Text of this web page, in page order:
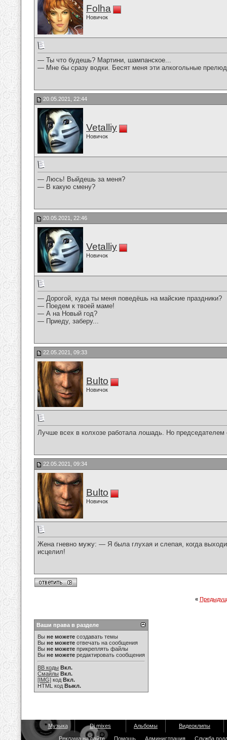
Folha
Новичок
— Ты что будешь? Мартини, шампанское...
— Мне бы сразу водки. Бесят меня эти алкогольные
20.05.2021, 22:44
Vetalliy
Новичок
— Люсь! Выйдешь за меня?
— В какую смену?
20.05.2021, 22:46
Vetalliy
Новичок
— Дорогой, куда ты меня поведёшь на майские праздники?
— Поедем к твоей маме!
— А на Новый год?
— Приеду, заберу...
22.05.2021, 09:33
Bulto
Новичок
Лучше всех в колхозе работала лошадь. Но председателем
22.05.2021, 09:34
Bulto
Новичок
Жена гневно мужу: — Я была глухая и слепая, когда
исцелил!
«
Ваши права в разделе
Вы не можете создавать темы
Вы не можете отвечать на сообщения
Вы не можете прикреплять файлы
Вы не можете редактировать сообщения
BB коды Вкл.
Смайлы Вкл.
[IMG] код Вкл.
HTML код Выкл.
Музыка Dj mixes Альбомы Видеоклипы
Реклама на сайте Помощь Администрация Служба